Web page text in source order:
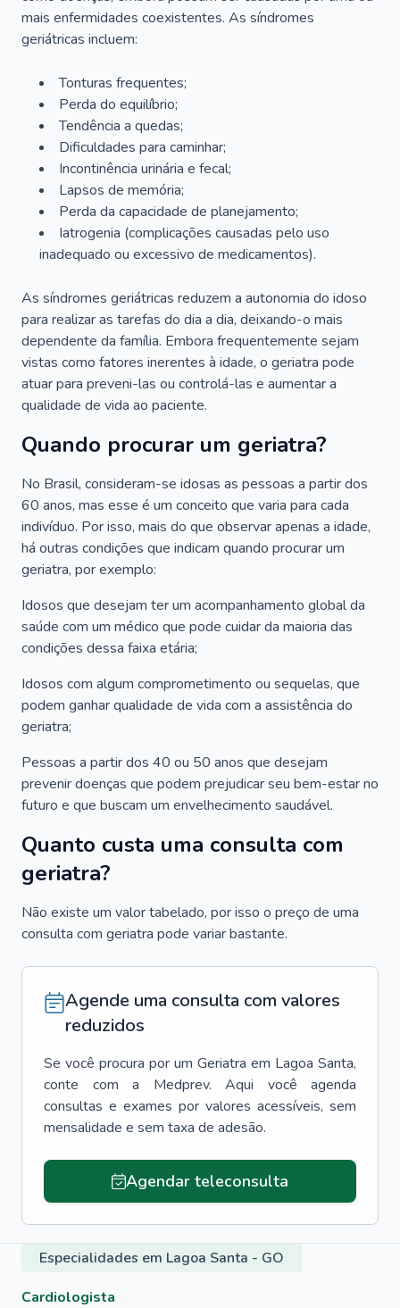
mais enfermidades coexistentes. As síndromes
geriátricas incluem:
Tonturas frequentes;
Perda do equilíbrio;
Tendência a quedas;
Dificuldades para caminhar;
Incontinência urinária e fecal;
Lapsos de memória;
Perda da capacidade de planejamento;
Iatrogenia (complicações causadas pelo uso
inadequado ou excessivo de medicamentos).
As síndromes geriátricas reduzem a autonomia do idoso
para realizar as tarefas do dia a dia, deixando-o mais
dependente da família. Embora frequentemente sejam
vistas como fatores inerentes à idade, o geriatra pode
atuar para preveni-las ou controlá-las e aumentar a
qualidade de vida ao paciente.
Quando procurar um geriatra?
No Brasil, consideram-se idosas as pessoas a partir dos
60 anos, mas esse é um conceito que varia para cada
indivíduo. Por isso, mais do que observar apenas a idade,
há outras condições que indicam quando procurar um
geriatra, por exemplo:
Idosos que desejam ter um acompanhamento global da
saúde com um médico que pode cuidar da maioria das
condições dessa faixa etária;
Idosos com algum comprometimento ou sequelas, que
podem ganhar qualidade de vida com a assistência do
geriatra;
Pessoas a partir dos 40 ou 50 anos que desejam
prevenir doenças que podem prejudicar seu bem-estar no
futuro e que buscam um envelhecimento saudável.
Quanto custa uma consulta com
geriatra?
Não existe um valor tabelado, por isso o preço de uma
consulta com geriatra pode variar bastante.
Agende uma consulta com valores
reduzidos
Se você procura por um Geriatra em Lagoa Santa,
conte com a Medprev. Aqui você agenda
consultas e exames por valores acessíveis, sem
mensalidade e sem taxa de adesão.
Agendar teleconsulta
Especialidades em Lagoa Santa - GO
Cardiologista